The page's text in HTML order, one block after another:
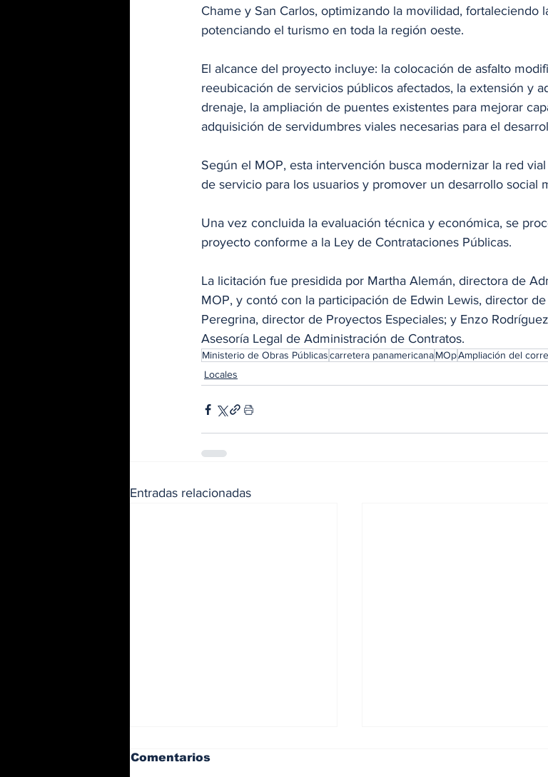
Chame y San Carlos, optimizando la movilidad, fortaleciendo
potenciando el turismo en toda la región oeste.
El alcance del proyecto incluye: la colocación de asfalto
reeubicación de servicios públicos afectados, la extensión y
drenaje, la ampliación de puentes existentes para mejorar
adquisición de servidumbres viales necesarias para el
Según el MOP, esta intervención busca modernizar la red
de servicio para los usuarios y promover un desarrollo social
Una vez concluida la evaluación técnica y económica, se
proyecto conforme a la Ley de Contrataciones Públicas.
La licitación fue presidida por Martha Alemán, directora de
MOP, y contó con la participación de Edwin Lewis, director
Peregrina, director de Proyectos Especiales; y Enzo
Asesoría Legal de Administración de Contratos.
Ministerio de Obras Públicascarretera panamericanaMOpAmpliación del
Locales
Entradas relacionadas
Comentarios